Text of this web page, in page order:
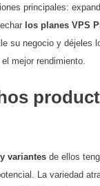
principales:
los planes VPS
su negocio y déjeles
mejor rendimiento.
variantesde ellos
La variedad